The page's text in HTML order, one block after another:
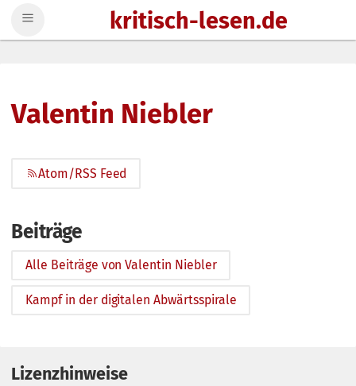
kritisch-lesen.de
Valentin Niebler
Atom/RSS Feed
Beiträge
Alle Beiträge von Valentin Niebler
Kampf in der digitalen Abwärtsspirale
Lizenzhinweise